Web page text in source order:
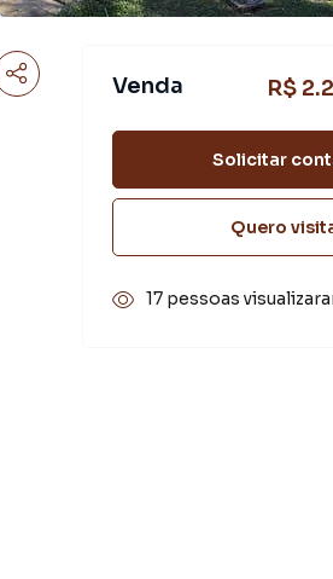
Venda R$
Solicitar
Quero
17 pessoas